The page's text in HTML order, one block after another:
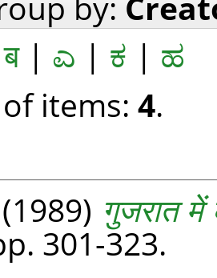
ब| ಎ | ಕ | ಹ
items: 4.
गुजरात में
301-323.